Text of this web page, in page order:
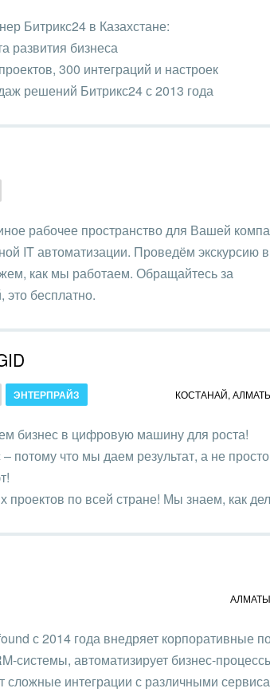
Битрикс24 в Казахстане:
развития бизнеса
300 интеграций и настроек
решений Битрикс24 с 2013 года
рабочее пространство для Вашей
IT автоматизации. Проведём экскурсию
как мы работаем. Обращайтесь за
это бесплатно.
ЭНТЕРПРАЙЗ КОСТАНАЙ,
бизнес в цифровую машину для роста!
потому что мы даем результат, а не просто
проектов по всей стране! Мы знаем, как
АЛМАТЫ
с 2014 года внедряет корпоративные
системы, автоматизирует бизнес-
сложные интеграции с различными